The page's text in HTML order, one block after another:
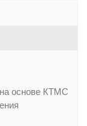
на основе КТМС